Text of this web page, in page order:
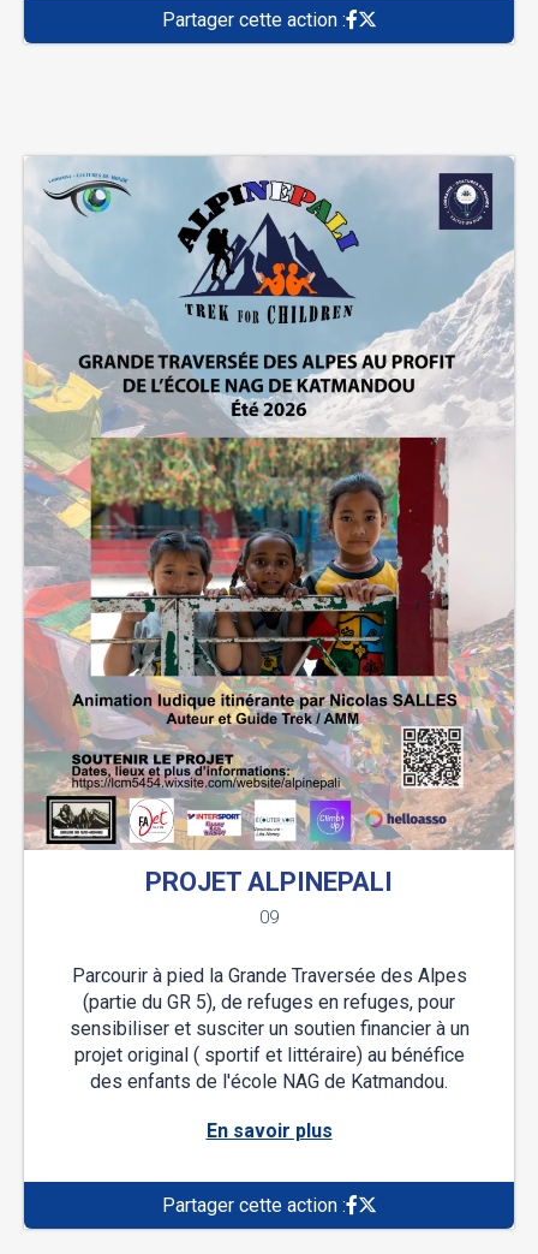
Partager cette action :
PROJET ALPINEPALI
09
Parcourir à pied la Grande Traversée des Alpes
(partie du GR 5), de refuges en refuges, pour
sensibiliser et susciter un soutien financier à un
projet original ( sportif et littéraire) au bénéfice
des enfants de l'école NAG de Katmandou.
En savoir plus
Partager cette action :